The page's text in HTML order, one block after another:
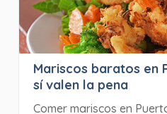
Mariscos baratos en
sí valen la pena
Comer mariscos en